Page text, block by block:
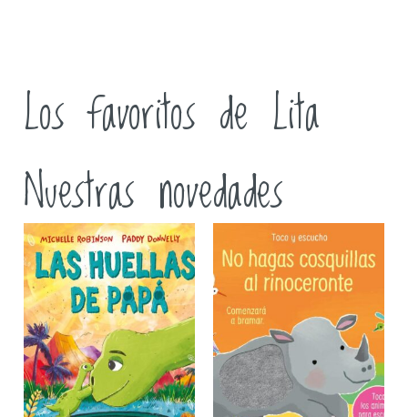
Los favoritos de Lita
Nuestras novedades